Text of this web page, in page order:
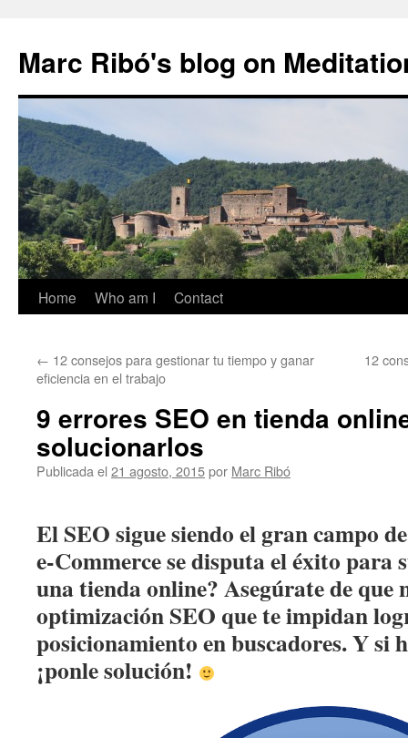
Marc Ribó's blog on
Saltar
contenido
Home Who am I Contact
← 12 consejos para gestionar tu tiempo y ganar
eficiencia en el trabajo
12
9 errores SEO en tienda
solucionarlos
Publicada el 21 agosto, 2015por Marc Ribó
El SEO sigue siendo el gran campo
e-Commerce se disputa el éxito para
una tienda online? Asegúrate de que
optimización SEO que te impidan
posicionamiento en buscadores. Y si
¡ponle solución!